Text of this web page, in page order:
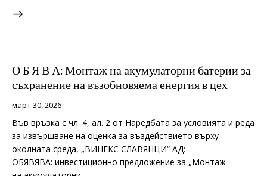
О Б Я В А: Монтаж на акумулаторни батерии за
съхранение на възобновяема енергия в цех
март 30, 2026
Във връзка с чл. 4, ал. 2 от Наредбата за условията и реда
за извършване на оценка за въздействието върху
околната среда, „ВИНЕКС СЛАВЯНЦИ“ АД:
ОБЯВЯВА: инвестиционно предложение за „Монтаж